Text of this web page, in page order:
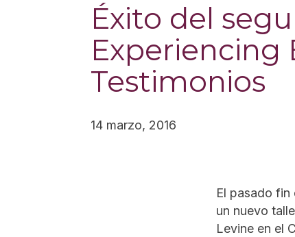
Éxito del
Experiencing
Testimonios
14 marzo, 2016
El pasado fin
un nuevo
Levine en el